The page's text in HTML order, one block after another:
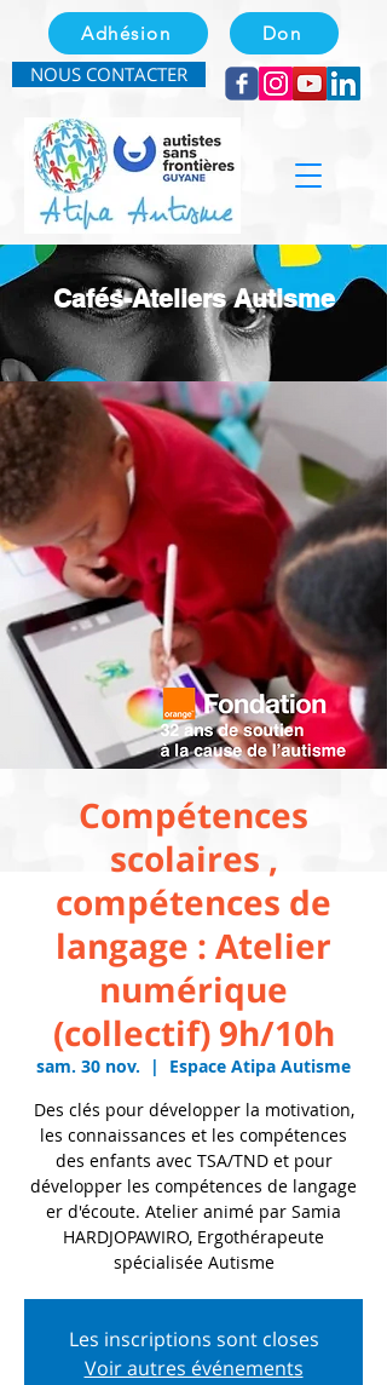
Adhésion Don
NOUS CONTACTER
Cafés-Ateliers Autisme
Compétences
scolaires ,
compétences de
langage : Atelier
numérique
(collectif) 9h/10h
sam. 30 nov.
  |
Espace Atipa Autisme
Des clés pour développer la motivation,
les connaissances et les compétences
des enfants avec TSA/TND et pour
développer les compétences de langage
er d'écoute. Atelier animé par Samia
HARDJOPAWIRO, Ergothérapeute
spécialisée Autisme
Les inscriptions sont closes
Voir autres événements